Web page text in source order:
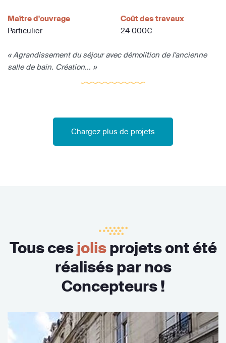
Maître d'ouvrage
Particulier
Coût des travaux
24 000€
« Agrandissement du séjour avec démolition de l'ancienne
salle de bain. Création... »
Chargez plus de projets
Tous cesjolisprojets ont été
réalisés par nos
Concepteurs !